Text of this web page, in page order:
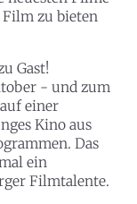
Film zu bieten
Gast!
- und zum
einer
Kino aus
Das
ein
Filmtalente.